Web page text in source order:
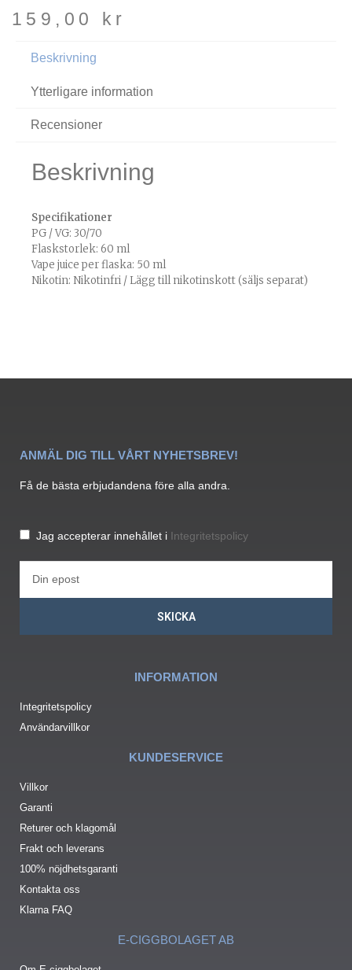
159,00 kr
Beskrivning
Ytterligare information
Recensioner
Beskrivning
Specifikationer
PG / VG: 30/70
Flaskstorlek: 60 ml
Vape juice per flaska: 50 ml
Nikotin: Nikotinfri / Lägg till nikotinskott (säljs separat)
ANMÄL DIG TILL VÅRT NYHETSBREV!
Få de bästa erbjudandena före alla andra.
Jag accepterar innehållet i Integritetspolicy
SKICKA
INFORMATION
Integritetspolicy
Användarvillkor
KUNDESERVICE
Villkor
Garanti
Returer och klagomål
Frakt och leverans
100% nöjdhetsgaranti
Kontakta oss
Klarna FAQ
E-CIGGBOLAGET AB